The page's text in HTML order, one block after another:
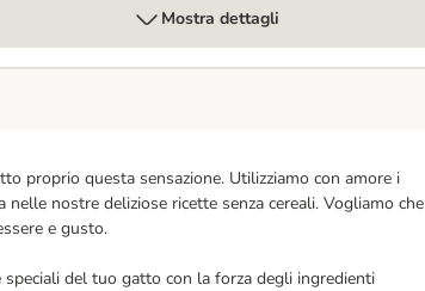
Mostra dettagli
proprio questa sensazione. Utilizziamo con amore i
nostre deliziose ricette senza cereali. Vogliamo che
e gusto.
del tuo gatto con la forza degli ingredienti